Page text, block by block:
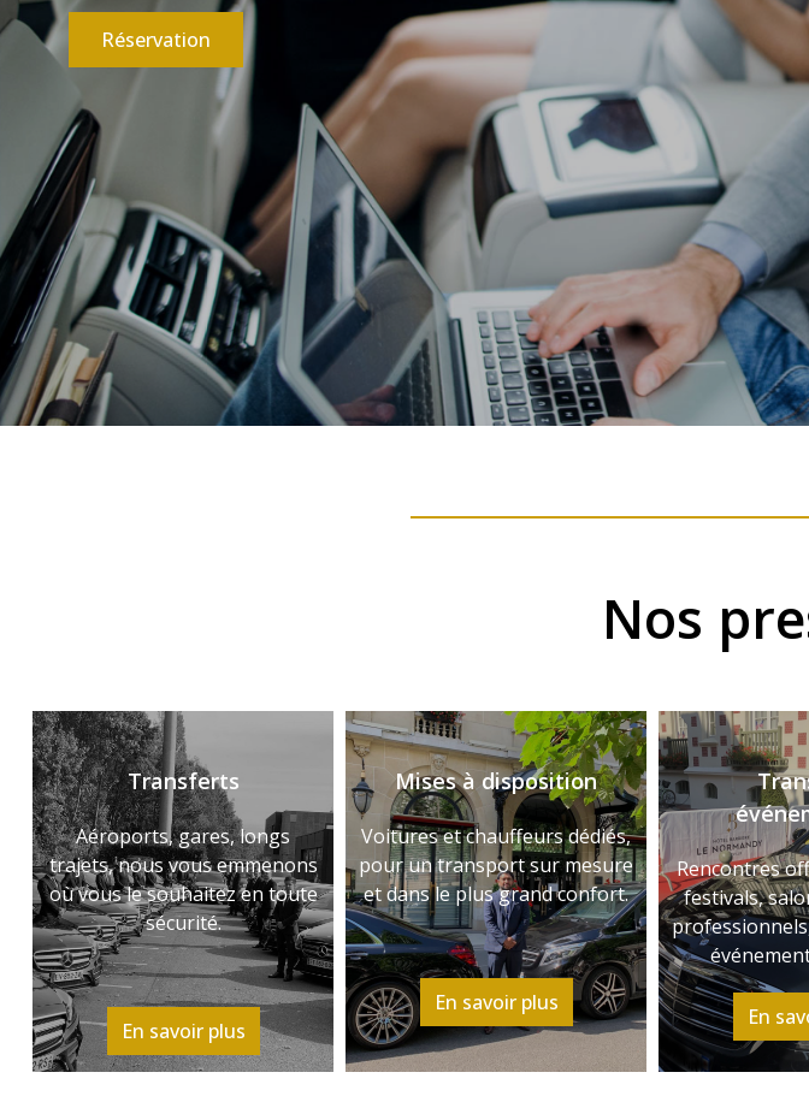
Réservation
Nos
Transferts
Aéroports, gares, longs
trajets, nous vous emmenons
où vous le souhaitez en toute
sécurité.
En savoir plus
Mises à disposition
Voitures et chauffeurs dédiés,
pour un transport sur mesure
et dans le plus grand confort.
En savoir plus
Rencontres
festivals,
En